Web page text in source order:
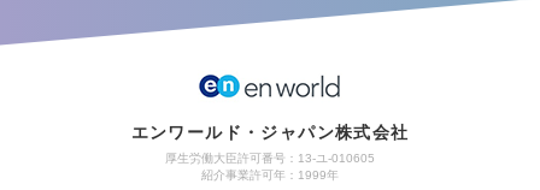
エンワールド・ジャパン株式会社
厚生労働大臣許可番号：13-ユ-010605
紹介事業許可年：1999年